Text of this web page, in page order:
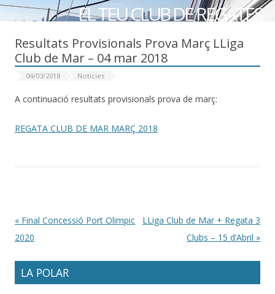
EL TEU CLUB DE REGATES
Resultats Provisionals Prova Març LLiga
Club de Mar – 04 mar 2018
04/03/2018 Notícies
A continuació resultats provisionals prova de març:
REGATA CLUB DE MAR MARÇ 2018
Post navigation
« Final Concessió Port Olimpic
2020
LLiga Club de Mar + Regata 3
Clubs – 15 d’Abril »
LA POLAR